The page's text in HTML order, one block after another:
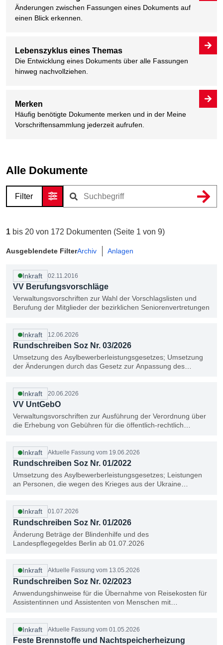
Änderungen zwischen Fassungen eines Dokuments auf
einen Blick erkennen.
Lebenszyklus eines Themas
Die Entwicklung eines Dokuments über alle Fassungen
hinweg nachvollziehen.
Merken
Häufig benötigte Dokumente merken und in der Meine
Vorschriftensammlung jederzeit aufrufen.
Alle Dokumente
Filter
1 bis 20 von 172 Dokumenten (Seite 1 von 9)
Ausgeblendete FilterArchiv Anlagen
VV Berufungsvorschläge
02.11.2016
Inkraft
Verwaltungsvorschriften zur Wahl der Vorschlagslisten und
Berufung der Mitglieder der bezirklichen Seniorenvertretungen
Rundschreiben Soz Nr. 03/2026
12.06.2026
Inkraft
Umsetzung des Asylbewerberleistungsgesetzes; Umsetzung
der Änderungen durch das Gesetz zur Anpassung des
I Nr. 111 vom 28.04.2026)
VV UntGebO
20.06.2026
Inkraft
Verwaltungsvorschriften zur Ausführung der Verordnung über
die Erhebung von Gebühren für die öffentlich-rechtlich
Rundschreiben Soz Nr. 01/2022
Aktuelle Fassung vom 19.06.2026
Inkraft
Umsetzung des Asylbewerberleistungsgesetzes; Leistungen
an Personen, die wegen des Krieges aus der Ukraine
Rundschreiben Soz Nr. 01/2026
01.07.2026
Inkraft
Änderung Beträge der Blindenhilfe und des
Landespflegegeldes Berlin ab 01.07.2026
Rundschreiben Soz Nr. 02/2023
Aktuelle Fassung vom 13.05.2026
Inkraft
Anwendungshinweise für die Übernahme von Reisekosten für
Assistentinnen und Assistenten von Menschen mit
Feste Brennstoffe und Nachtspeicherheizung
Aktuelle Fassung vom 01.05.2026
Inkraft